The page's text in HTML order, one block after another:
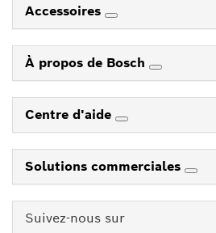
Accessoires
À propos de Bosch
Centre d'aide
Solutions commerciales
Suivez-nous sur